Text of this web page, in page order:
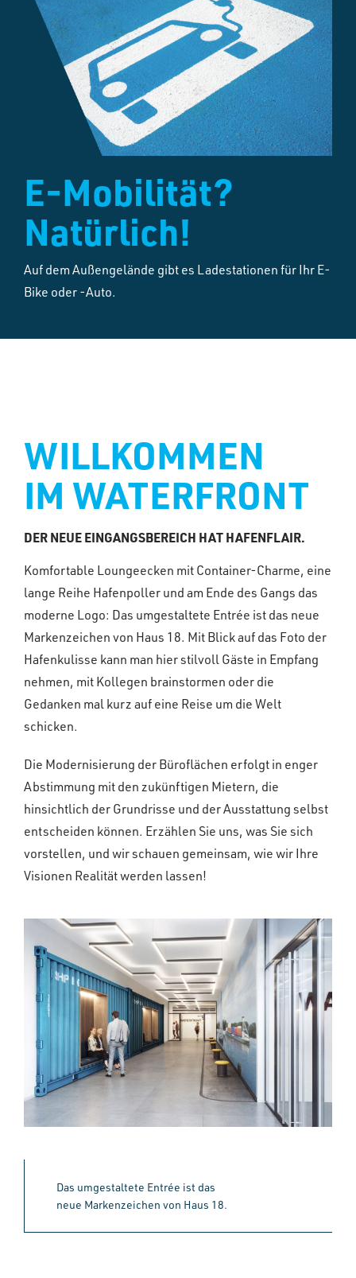
E-Mobilität?
Natürlich!
Auf dem Außengelände gibt es Ladestationen für Ihr E-
Bike oder -Auto.
WILLKOMMEN
IM WATERFRONT
DER NEUE EINGANGSBEREICH HAT HAFENFLAIR.
Komfortable Loungeecken mit Container-Charme, eine
lange Reihe Hafenpoller und am Ende des Gangs das
moderne Logo: Das umgestaltete Entrée ist das neue
Markenzeichen von Haus 18. Mit Blick auf das Foto der
Hafenkulisse kann man hier stilvoll Gäste in Empfang
nehmen, mit Kollegen brainstormen oder die
Gedanken mal kurz auf eine Reise um die Welt
schicken.
Die Modernisierung der Büroflächen erfolgt in enger
Abstimmung mit den zukünftigen Mietern, die
hinsichtlich der Grundrisse und der Ausstattung selbst
entscheiden können. Erzählen Sie uns, was Sie sich
vorstellen, und wir schauen gemeinsam, wie wir Ihre
Visionen Realität werden lassen!
Das umgestaltete Entrée ist das
neue Markenzeichen von Haus 18.